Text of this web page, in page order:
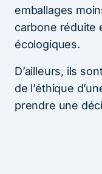
emballages
carbone réduite
écologiques.
D’ailleurs, ils
de l’éthique
prendre une